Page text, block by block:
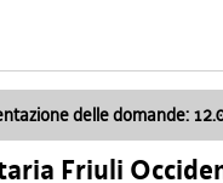
delle domande:
Friuli